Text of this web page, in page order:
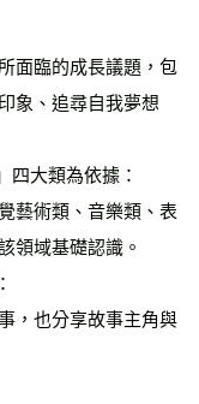
面臨的成長議題，包
象、追尋自我夢想
四大類為依據：
藝術類、音樂類、表
領域基礎認識。
，也分享故事主角與